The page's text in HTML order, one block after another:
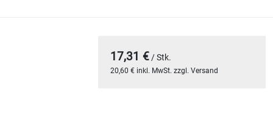
17,31 € / Stk.
20,60 € inkl. MwSt. zzgl. Versand